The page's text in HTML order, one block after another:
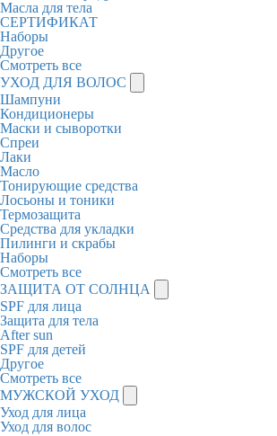
Масла для тела
СЕРТИФИКАТ
Наборы
Другое
Смотреть все
УХОД ДЛЯ ВОЛОС
Шампуни
Кондиционеры
Маски и сыворотки
Спреи
Лаки
Масло
Тонирующие средства
Лосьоны и тоники
Термозащита
Средства для укладки
Пилинги и скрабы
Наборы
Смотреть все
ЗАЩИТА ОТ СОЛНЦА
SPF для лица
Защита для тела
After sun
SPF для детей
Другое
Смотреть все
МУЖСКОЙ УХОД
Уход для лица
Уход для волос